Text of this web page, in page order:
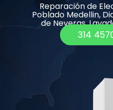
Reparación de
Poblado Medellin,
de Neveras,
314